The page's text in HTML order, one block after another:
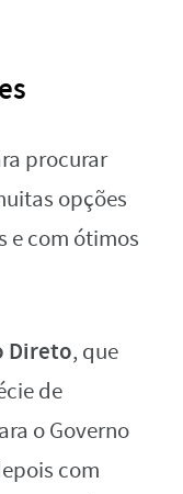
procurar
opções
e com ótimos
Direto, que
de
o Governo
com